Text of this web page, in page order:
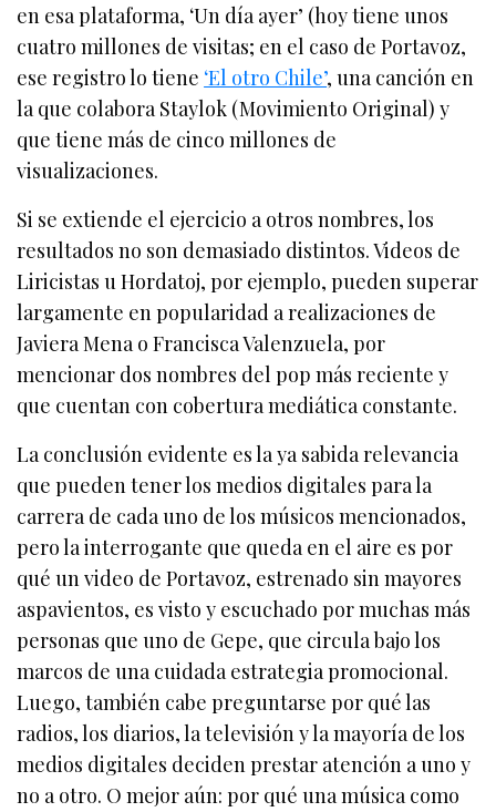
en esa plataforma, ‘Un día ayer’ (hoy tiene unos
cuatro millones de visitas; en el caso de Portavoz,
ese registro lo tiene ‘El otro Chile’, una canción en
la que colabora Staylok (Movimiento Original) y
que tiene más de cinco millones de
visualizaciones.
Si se extiende el ejercicio a otros nombres, los
resultados no son demasiado distintos. Videos de
Liricistas u Hordatoj, por ejemplo, pueden superar
largamente en popularidad a realizaciones de
Javiera Mena o Francisca Valenzuela, por
mencionar dos nombres del pop más reciente y
que cuentan con cobertura mediática constante.
La conclusión evidente es la ya sabida relevancia
que pueden tener los medios digitales para la
carrera de cada uno de los músicos mencionados,
pero la interrogante que queda en el aire es por
qué un video de Portavoz, estrenado sin mayores
aspavientos, es visto y escuchado por muchas más
personas que uno de Gepe, que circula bajo los
marcos de una cuidada estrategia promocional.
Luego, también cabe preguntarse por qué las
radios, los diarios, la televisión y la mayoría de los
medios digitales deciden prestar atención a uno y
no a otro. O mejor aún: por qué una música como